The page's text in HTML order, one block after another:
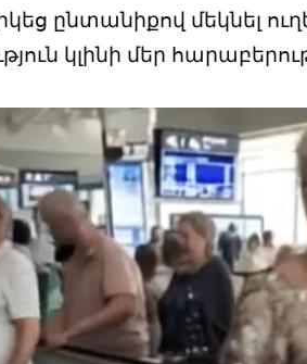
ընտանիքով մեկնել
կլինի մեր